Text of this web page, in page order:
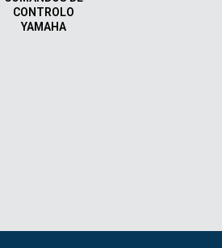
CONTROLO
YAMAHA